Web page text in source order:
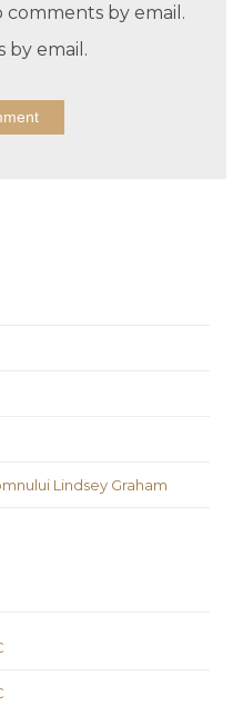
by email.
by email.
Lindsey Graham